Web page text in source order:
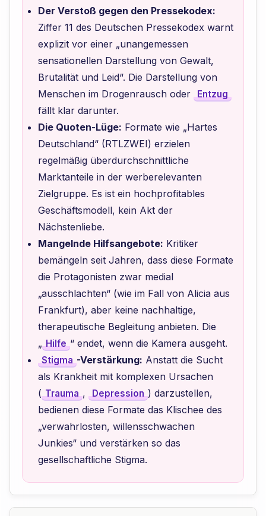
Der Verstoß gegen den Pressekodex:
Ziffer 11 des Deutschen Pressekodex warnt
explizit vor einer „unangemessen
sensationellen Darstellung von Gewalt,
Brutalität und Leid“. Die Darstellung von
Menschen im Drogenrausch oder Entzug
fällt klar darunter.
Die Quoten-Lüge: Formate wie „Hartes
Deutschland“ (RTLZWEI) erzielen
regelmäßig überdurchschnittliche
Marktanteile in der werberelevanten
Zielgruppe. Es ist ein hochprofitables
Geschäftsmodell, kein Akt der
Nächstenliebe.
Mangelnde Hilfsangebote: Kritiker
bemängeln seit Jahren, dass diese Formate
die Protagonisten zwar medial
„ausschlachten“ (wie im Fall von Alicia aus
Frankfurt), aber keine nachhaltige,
therapeutische Begleitung anbieten. Die
„ Hilfe “ endet, wenn die Kamera ausgeht.
Stigma -Verstärkung: Anstatt die Sucht
als Krankheit mit komplexen Ursachen
( Trauma , Depression ) darzustellen,
bedienen diese Formate das Klischee des
„verwahrlosten, willensschwachen
Junkies“ und verstärken so das
gesellschaftliche Stigma.